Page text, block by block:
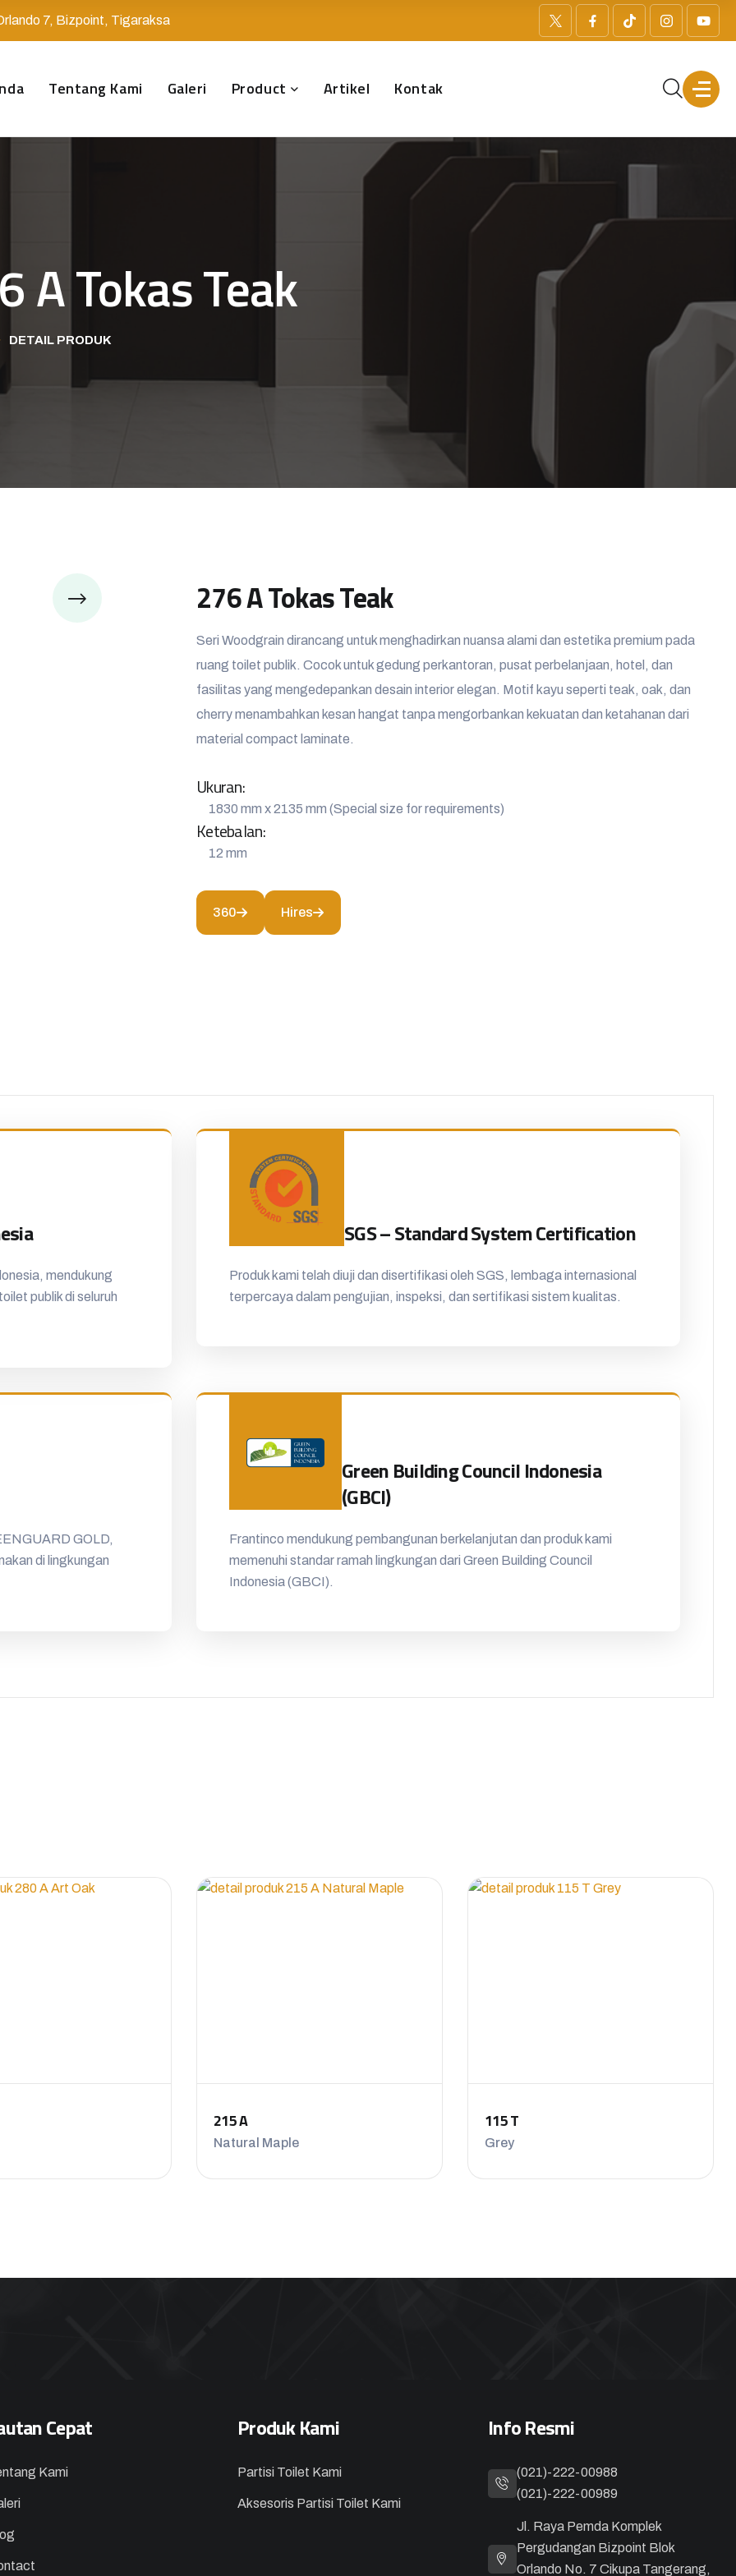
7, Bizpoint, Tigaraksa
Tentang Kami Galeri Product Artikel Kontak
A Tokas Teak
DETAIL PRODUK
276 A Tokas Teak
Seri Woodgrain dirancang untuk menghadirkan nuansa alami dan estetika premium pada
ruang toilet publik. Cocok untuk gedung perkantoran, pusat perbelanjaan, hotel, dan
fasilitas yang mengedepankan desain interior elegan. Motif kayu seperti teak, oak, dan
cherry menambahkan kesan hangat tanpa mengorbankan kekuatan dan ketahanan dari
material compact laminate.
Ukuran:
1830 mm x 2135 mm (Special size for requirements)
Ketebalan:
12 mm
360 Hires
mendukung
publik di seluruh
SGS – Standard System Certification
Produk kami telah diuji dan disertifikasi oleh SGS, lembaga internasional
terpercaya dalam pengujian, inspeksi, dan sertifikasi sistem kualitas.
GOLD,
di lingkungan
Green Building Council Indonesia
(GBCI)
Frantinco mendukung pembangunan berkelanjutan dan produk kami
memenuhi standar ramah lingkungan dari Green Building Council
Indonesia (GBCI).
215 A
Natural Maple
115 T
Grey
Cepat
Kami
Produk Kami
Partisi Toilet Kami
Aksesoris Partisi Toilet Kami
Info Resmi
(021)-222-00988
(021)-222-00989
Jl. Raya Pemda Komplek
Pergudangan Bizpoint Blok
Orlando No. 7 Cikupa Tangerang,